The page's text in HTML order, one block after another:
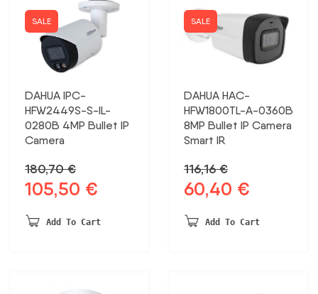
SALE
DAHUA IPC-
HFW2449S-S-IL-
0280B 4MP Bullet IP
Camera
180,70€
Original
price
was:
105,50 €
is:
Add To Cart
SALE
DAHUA HAC-
HFW1800TL-A-0360B
8MP Bullet IP Camera
Smart IR
116,16€
Original
price
was:
60,40 €
is:
Add To Cart